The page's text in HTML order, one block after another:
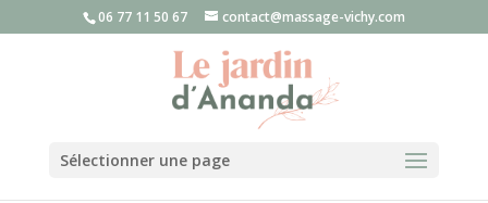
06 77 11 50 67 contact@massage-vichy.com
Sélectionner une page